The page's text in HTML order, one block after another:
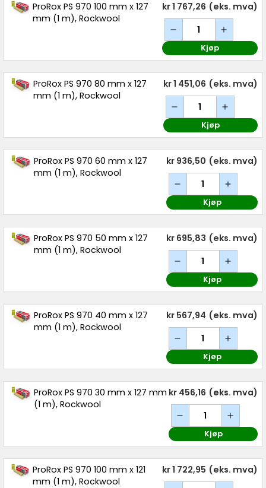
ProRox PS 970 100 mm x 127
mm (1 m), Rockwool
kr 1 767,26 (eks. mva)
Kjøp
ProRox PS 970 80 mm x 127
mm (1 m), Rockwool
kr 1 451,06 (eks. mva)
Kjøp
ProRox PS 970 60 mm x 127
mm (1 m), Rockwool
kr 936,50 (eks. mva)
Kjøp
ProRox PS 970 50 mm x 127
mm (1 m), Rockwool
kr 695,83 (eks. mva)
Kjøp
ProRox PS 970 40 mm x 127
mm (1 m), Rockwool
kr 567,94 (eks. mva)
Kjøp
ProRox PS 970 30 mm x 127 mm
(1 m), Rockwool
kr 456,16 (eks. mva)
Kjøp
ProRox PS 970 100 mm x 121
mm (1 m), Rockwool
kr 1 722,95 (eks. mva)